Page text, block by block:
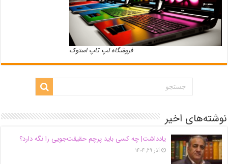
فروشگاه لپ تاپ استوک
نوشته‌های اخیر
یادداشت| ‌چه کسی باید پرچم حقیقت‌جویی را نگه دارد؟
آذر ۲۹, ۱۴۰۴